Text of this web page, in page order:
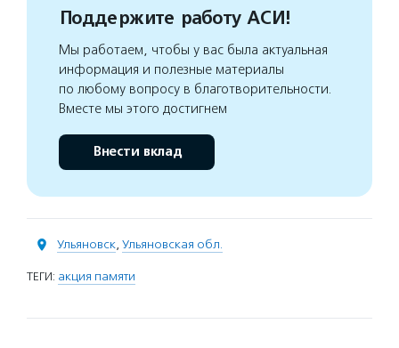
Поддержите работу АСИ!
Мы работаем, чтобы у вас была актуальная
информация и полезные материалы
по любому вопросу в благотворительности.
Вместе мы этого достигнем
Внести вклад
Ульяновск, Ульяновская обл.
ТЕГИ: акция памяти